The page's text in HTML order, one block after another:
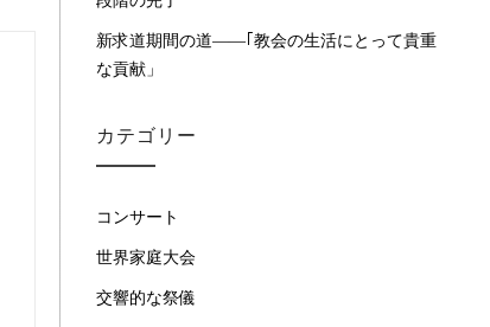
新求道期間の道――｢教会の生活にとって貴重
な貢献」
カテゴリー
コンサート
世界家庭大会
交響的な祭儀